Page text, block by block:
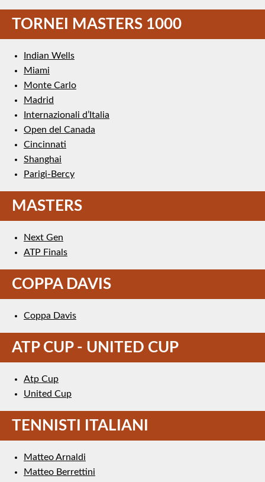
TORNEI MASTERS 1000
Indian Wells
Miami
Monte Carlo
Madrid
Internazionali d’Italia
Open del Canada
Cincinnati
Shanghai
Parigi-Bercy
MASTERS
Next Gen
ATP Finals
COPPA DAVIS
Coppa Davis
ATP CUP - UNITED CUP
Atp Cup
United Cup
TENNISTI ITALIANI
Matteo Arnaldi
Matteo Berrettini